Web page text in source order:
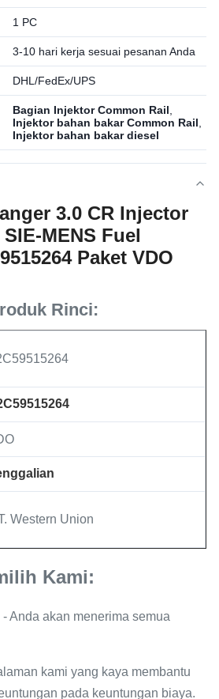
1 PC
3-10 hari kerja sesuai pesanan Anda
DHL/FedEx/UPS
Bagian Injektor Common Rail
Injektor bahan bakar Common Rail
Injektor bahan bakar diesel
3.0 CR Injector
MENS Fuel
Paket VDO
Rinci:
Western Union
Kami:
Anda akan menerima semua
kami yang kaya membantu
pada keuntungan biaya.